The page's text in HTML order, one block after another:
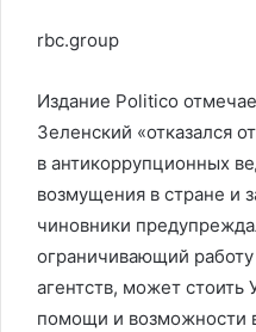
rbc.group
Издание Politico
Зеленский «отказался
в антикоррупционных
возмущения в стране и
чиновники
ограничивающий
агентств, может стоить
помощи и возможности